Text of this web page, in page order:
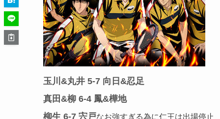
玉川&丸井 5-7 向日&忍足
真田&柳 6-4 鳳&樺地
柳生 6-7 宍戸なお強すぎる為に仁王は出場停止